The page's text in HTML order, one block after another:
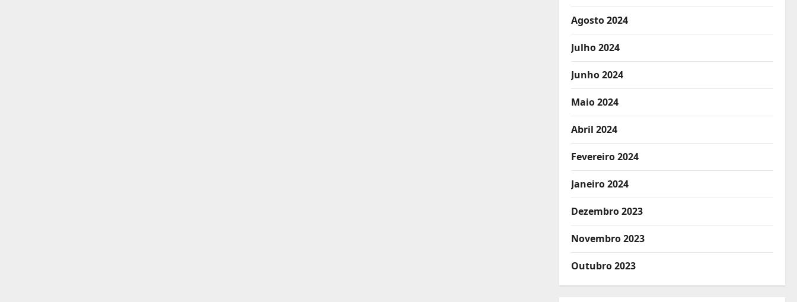
Agosto 2024
Julho 2024
Junho 2024
Maio 2024
Abril 2024
Fevereiro 2024
Janeiro 2024
Dezembro 2023
Novembro 2023
Outubro 2023